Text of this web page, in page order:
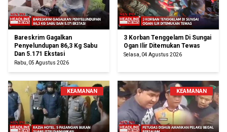
Bareskrim Gagalkan
Penyelundupan 86,3 Kg Sabu
Dan 5.171 Ekstasi
Rabu, 05 Agustus 2026
3 Korban Tenggelam Di Sungai
Ogan Ilir Ditemukan Tewas
Selasa, 04 Agustus 2026
KEAMANAN KEAMANAN